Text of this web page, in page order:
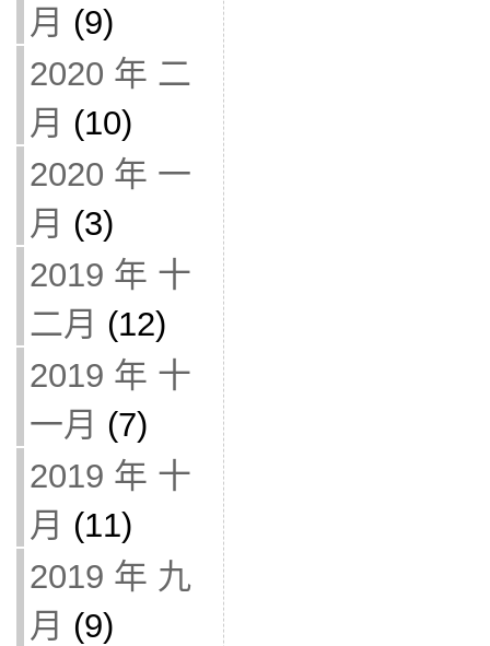
月 (9)
2020 年 二
月 (10)
2020 年 一
月 (3)
2019 年 十
二月 (12)
2019 年 十
一月 (7)
2019 年 十
月 (11)
2019 年 九
月 (9)